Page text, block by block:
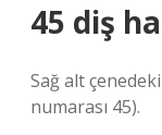
45 diş
Sağ alt
numarası 45).